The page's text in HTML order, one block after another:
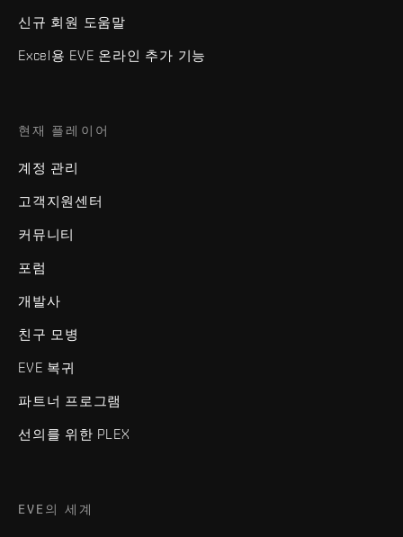
신규 회원 도움말
Excel용 EVE 온라인 추가 기능
현재 플레이어
계정 관리
고객지원센터
커뮤니티
포럼
개발사
친구 모병
EVE 복귀
파트너 프로그램
선의를 위한 PLEX
EVE의 세계